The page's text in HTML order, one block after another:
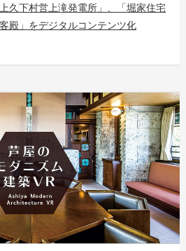
久下村営上滝発電所」、「堀家住宅
殿」をデジタルコンテンツ化